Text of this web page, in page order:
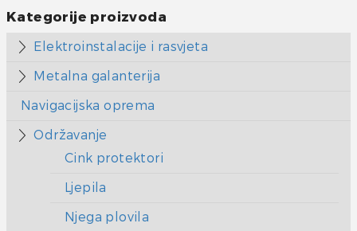
Kategorije proizvoda
Elektroinstalacije i rasvjeta
Metalna galanterija
Navigacijska oprema
Održavanje
Cink protektori
Ljepila
Njega plovila